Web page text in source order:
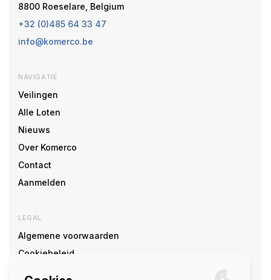
8800 Roeselare, Belgium
+32 (0)485 64 33 47
info@komerco.be
NAVIGATIE
Veilingen
Alle Loten
Nieuws
Over Komerco
Contact
Aanmelden
LEGAL
Algemene voorwaarden
Cookiebeleid